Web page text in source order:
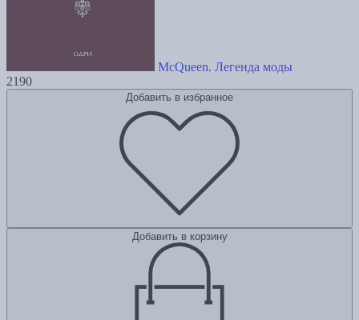
McQueen. Легенда моды
2190
Добавить в избранное
Добавить в корзину